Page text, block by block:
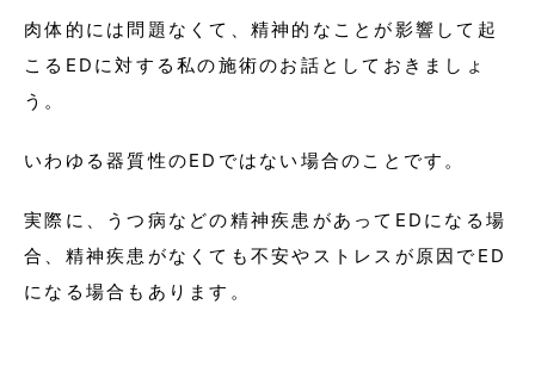
肉体的には問題なくて、精神的なことが影響して起
こるEDに対する私の施術のお話としておきましょ
う。
いわゆる器質性のEDではない場合のことです。
実際に、うつ病などの精神疾患があってEDになる場
合、精神疾患がなくても不安やストレスが原因でED
になる場合もあります。